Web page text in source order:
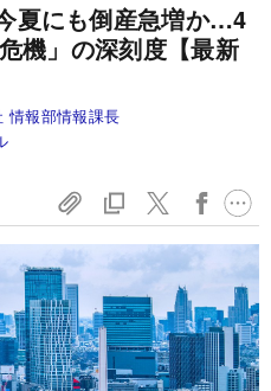
夏にも倒産急増か…4
機」の深刻度【最新
情報部情報課長